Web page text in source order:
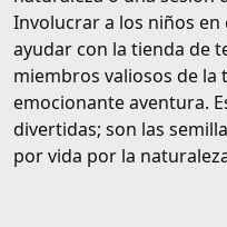
Involucrar a los niños
ayudar con la tienda de
miembros valiosos de la
emocionante aventura.
divertidas; son las
por vida por la